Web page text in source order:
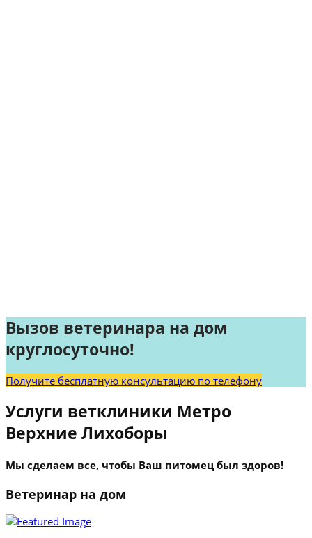
Вызов ветеринара на дом
круглосуточно!
Получите бесплатную консультацию по телефону
Услуги ветклиники Метро
Верхние Лихоборы
Мы сделаем все, чтобы Ваш питомец был здоров!
Ветеринар на дом